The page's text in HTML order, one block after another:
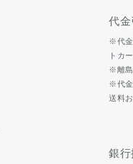
代金
※代金
トカ
※離島
※代金
送料
銀行